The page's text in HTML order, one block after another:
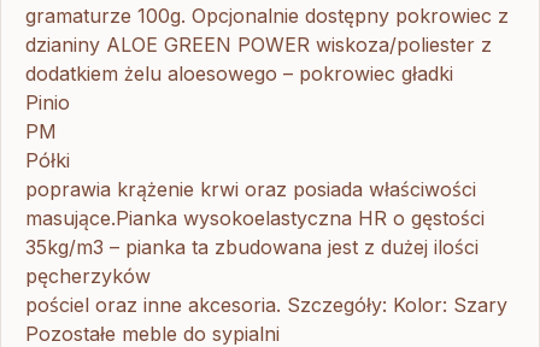
gramaturze 100g. Opcjonalnie dostępny pokrowiec z
dzianiny ALOE GREEN POWER wiskoza/poliester z
dodatkiem żelu aloesowego – pokrowiec gładki
Pinio
PM
Półki
poprawia krążenie krwi oraz posiada właściwości
masujące.Pianka wysokoelastyczna HR o gęstości
35kg/m3 – pianka ta zbudowana jest z dużej ilości
pęcherzyków
pościel oraz inne akcesoria. Szczegóły: Kolor: Szary
Pozostałe meble do sypialni